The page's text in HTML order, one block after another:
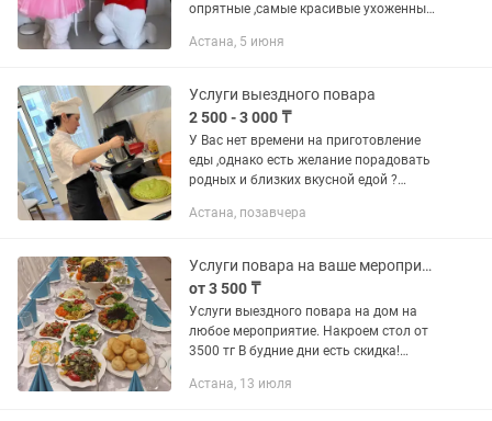
опрятные ,самые красивые ухоженные
главное - это наши веселые
музыкальным...
Астана, 5 июня
Услуги выездного повара
2 500 - 3 000 ₸
У Вас нет времени на приготовление
еды ,однако есть желание порадовать
родных и близких вкусной едой ?
праздничного стола и не только...
Астана, позавчера
Услуги повара на ваше мероприятие у вас на дому
от 3 500 ₸
Услуги выездного повара на дом на
любое мероприятие. Накроем стол от
3500 тг В будние дни есть скидка!
Астана, 13 июля